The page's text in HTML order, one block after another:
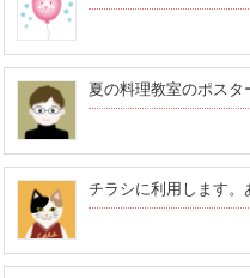
夏の料理教室のポスタ
チラシに利用します。